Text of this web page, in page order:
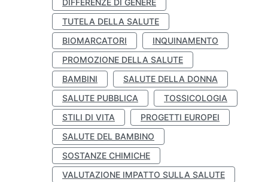
DIFFERENZE DI GENERE
TUTELA DELLA SALUTE
BIOMARCATORI
INQUINAMENTO
PROMOZIONE DELLA SALUTE
BAMBINI
SALUTE DELLA DONNA
SALUTE PUBBLICA
TOSSICOLOGIA
STILI DI VITA
PROGETTI EUROPEI
SALUTE DEL BAMBINO
SOSTANZE CHIMICHE
VALUTAZIONE IMPATTO SULLA SALUTE